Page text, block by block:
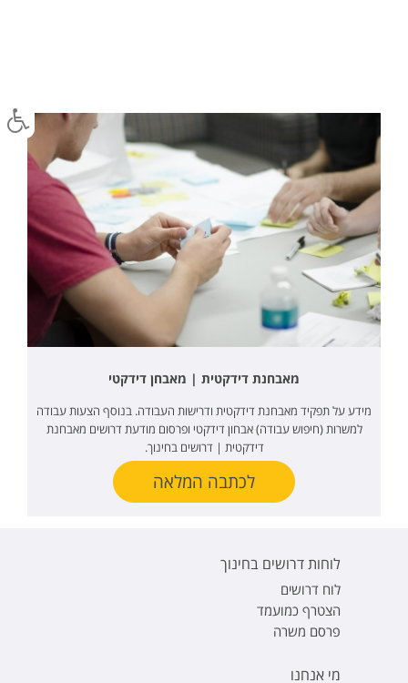
מאבחנת דידקטית | מאבחן דידקטי
מידע על תפקיד מאבחנת דידקטית ודרישות העבודה. בנוסף הצעות עבודה
למשרות (חיפוש עבודה) אבחון דידקטי ופרסום מודעת דרושים מאבחנת
דידקטית | דרושים בחינוך.
לכתבה המלאה
לוחות דרושים בחינוך
לוח דרושים
הצטרף כמועמד
פרסם משרה
מי אנחנו